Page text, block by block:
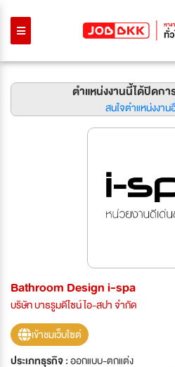
ตำแหน่งงานนี้ได้ปิดก
สนใจตำแหน่งงา
Bathroom Design i-spa
บริษัท บาธรูมดีไซน์ ไอ-สปา จำกัด
เข้าชมเว็บไซต์
ประเภทธุรกิจ :ออกแบบ-ตกแต่ง